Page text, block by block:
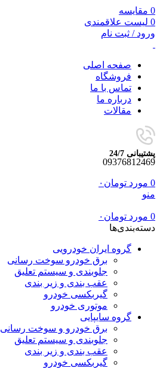
0 مقایسه
0 لیست علاقمندی
ورود / ثبت نام
صفحه اصلی
فروشگاه
تماس با ما
درباره ما
مقالات
پشتیبانی 24/7
09376812469
0 مورد تومان ۰
منو
0 مورد تومان ۰
دسته‌بندی‌ها
گروه ایران خودرویی
برق خودرو سوخت رسانی
جلوبندی و سیستم تعلیق
عقب بندی و زیر بندی
گیربکسی خودرو
موتوری خودرو
گروه سایپایی
برق خودرو و سوخت رسانی
جلوبندی و سیستم تعلیق
عقب بندی و زیر بندی
گیربکسی خودرو